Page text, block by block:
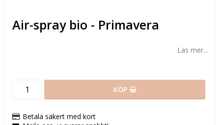
Air-spray bio - Primavera
Läs mer...
KÖP
Betala säkert med kort